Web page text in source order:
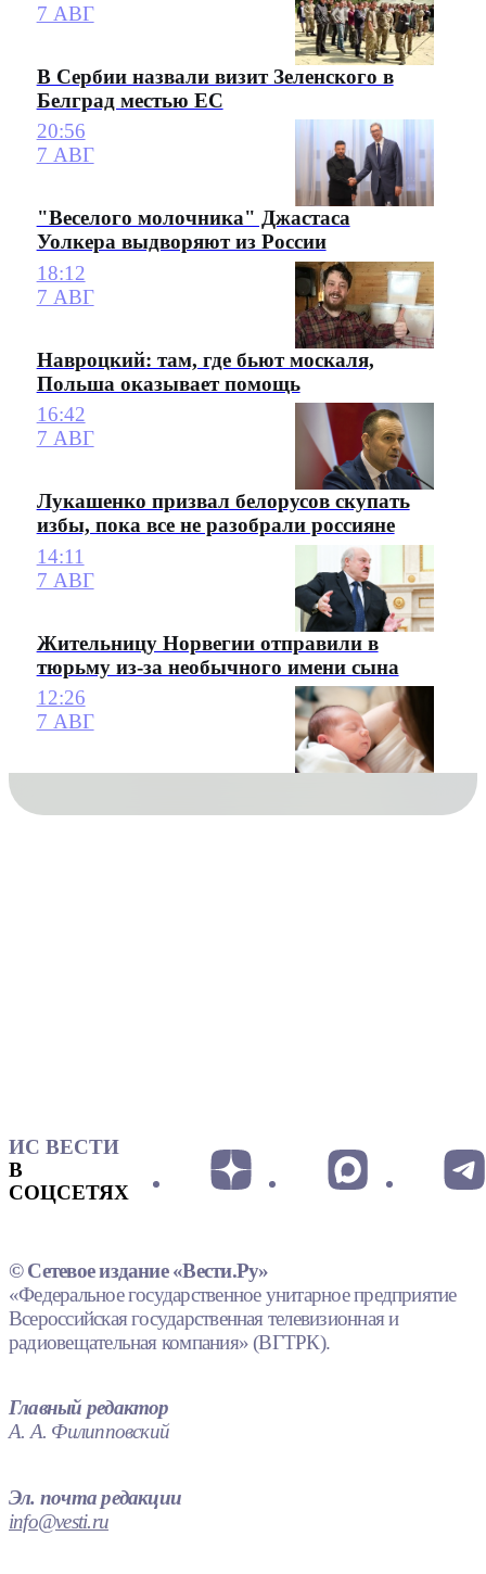
7 АВГ
В Сербии назвали визит Зеленского в
Белград местью ЕС
20:56
7 АВГ
"Веселого молочника" Джастаса
Уолкера выдворяют из России
18:12
7 АВГ
Навроцкий: там, где бьют москаля,
Польша оказывает помощь
16:42
7 АВГ
Лукашенко призвал белорусов скупать
избы, пока все не разобрали россияне
14:11
7 АВГ
Жительницу Норвегии отправили в
тюрьму из-за необычного имени сына
12:26
7 АВГ
ИС ВЕСТИ
В
СОЦСЕТЯХ
© Сетевое издание «Вести.Ру»
«Федеральное государственное унитарное предприятие
Всероссийская государственная телевизионная и
радиовещательная компания» (ВГТРК).
Главный редактор
А. А. Филипповский
Эл. почта редакции
info@vesti.ru